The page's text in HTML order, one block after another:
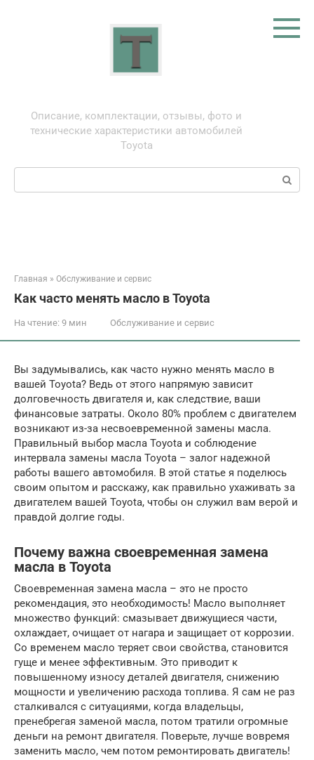
Описание, комплектации, отзывы, фото и
технические характеристики автомобилей
Toyota
Поиск:
Главная » Обслуживание и сервис
Как часто менять масло в Toyota
На чтение: 9 мин Обслуживание и сервис
Вы задумывались, как часто нужно менять масло в
вашей Toyota? Ведь от этого напрямую зависит
долговечность двигателя и, как следствие, ваши
финансовые затраты. Около 80% проблем с двигателем
возникают из-за несвоевременной замены масла.
Правильный выбор масла Toyota и соблюдение
интервала замены масла Toyota – залог надежной
работы вашего автомобиля. В этой статье я поделюсь
своим опытом и расскажу, как правильно ухаживать за
двигателем вашей Toyota, чтобы он служил вам верой и
правдой долгие годы.
Почему важна своевременная замена
масла в Toyota
Своевременная замена масла – это не просто
рекомендация, это необходимость! Масло выполняет
множество функций: смазывает движущиеся части,
охлаждает, очищает от нагара и защищает от коррозии.
Со временем масло теряет свои свойства, становится
гуще и менее эффективным. Это приводит к
повышенному износу деталей двигателя, снижению
мощности и увеличению расхода топлива. Я сам не раз
сталкивался с ситуациями, когда владельцы,
пренебрегая заменой масла, потом тратили огромные
деньги на ремонт двигателя. Поверьте, лучше вовремя
заменить масло, чем потом ремонтировать двигатель!